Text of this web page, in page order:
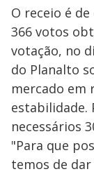
O receio é
366 votos
votação, no
do Planalto
mercado em
estabilidade.
necessários
"Para que
temos de dar